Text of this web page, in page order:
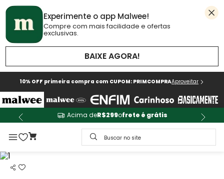
Experimente o app Malwee!
Compre com mais facilidade e ofertas
exclusivas.
BAIXE AGORA!
10% OFF primeira compra com CUPOM: PRIMCOMPRAAproveitar
Acima deR$299ofrete é grátis
Buscar no site